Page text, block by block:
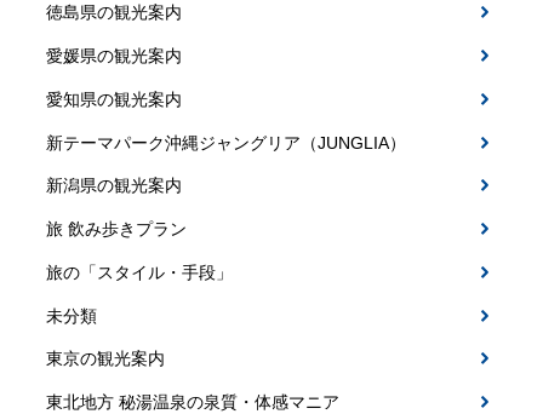
徳島県の観光案内
愛媛県の観光案内
愛知県の観光案内
新テーマパーク沖縄ジャングリア（JUNGLIA）
新潟県の観光案内
旅 飲み歩きプラン
旅の「スタイル・手段」
未分類
東京の観光案内
東北地方 秘湯温泉の泉質・体感マニア